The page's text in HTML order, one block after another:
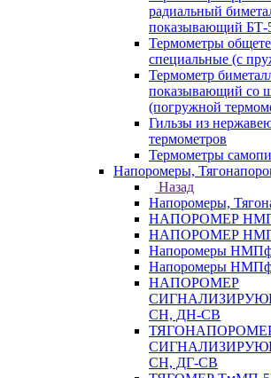
радиальный
показывающий БТ-
Термометры
специальные (с
Термометр
показывающий со
(погружной
Гильзы из
термометров
Термометры
Напоромеры,
Назад
Напоромеры,
НАПОРОМЕР
НАПОРОМЕР
Напоромеры
Напоромеры
НАПОРОМЕР
СН, ДН-СВ
СН, ДГ-СВ